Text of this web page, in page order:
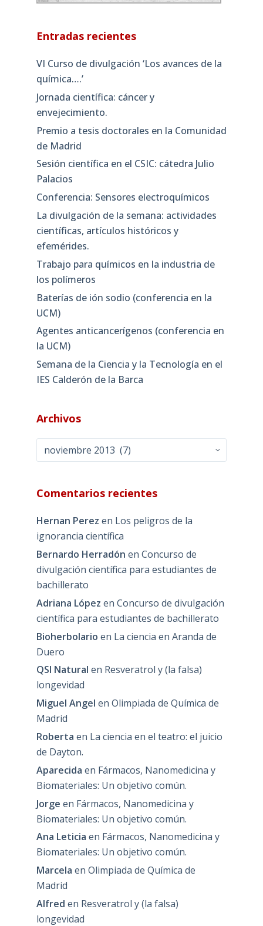
Entradas recientes
VI Curso de divulgación ‘Los avances de la
química….’
Jornada científica: cáncer y
envejecimiento.
Premio a tesis doctorales en la Comunidad
de Madrid
Sesión científica en el CSIC: cátedra Julio
Palacios
Conferencia: Sensores electroquímicos
La divulgación de la semana: actividades
científicas, artículos históricos y
efemérides.
Trabajo para químicos en la industria de
los polímeros
Baterías de ión sodio (conferencia en la
UCM)
Agentes anticancerígenos (conferencia en
la UCM)
Semana de la Ciencia y la Tecnología en el
IES Calderón de la Barca
Archivos
Archivos
Comentarios recientes
Hernan Perez en Los peligros de la
ignorancia científica
Bernardo Herradón en Concurso de
divulgación científica para estudiantes de
bachillerato
Adriana López en Concurso de divulgación
científica para estudiantes de bachillerato
Bioherbolario en La ciencia en Aranda de
Duero
QSI Natural en Resveratrol y (la falsa)
longevidad
Miguel Angel en Olimpiada de Química de
Madrid
Roberta en La ciencia en el teatro: el juicio
de Dayton.
Aparecida en Fármacos, Nanomedicina y
Biomateriales: Un objetivo común.
Jorge en Fármacos, Nanomedicina y
Biomateriales: Un objetivo común.
Ana Leticia en Fármacos, Nanomedicina y
Biomateriales: Un objetivo común.
Marcela en Olimpiada de Química de
Madrid
Alfred en Resveratrol y (la falsa)
longevidad